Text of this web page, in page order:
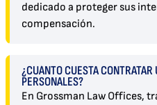
dedicado a proteger sus
compensación.
¿CUÁNTO CUESTA
PERSONALES?
En Grossman Law Offices,